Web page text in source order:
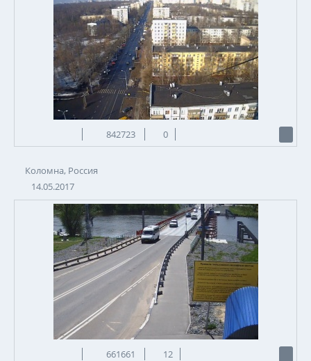
842723 0
Коломна, Россия
14.05.2017
661661 12